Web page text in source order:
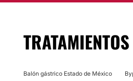
No
Balón gástrico Estado de México